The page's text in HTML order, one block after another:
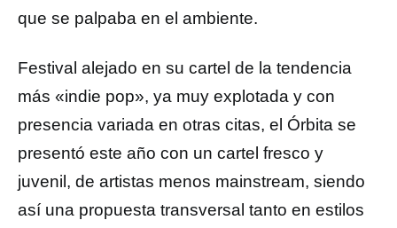
que se palpaba en el ambiente.
Festival alejado en su cartel de la tendencia
más «indie pop», ya muy explotada y con
presencia variada en otras citas, el Órbita se
presentó este año con un cartel fresco y
juvenil, de artistas menos mainstream, siendo
así una propuesta transversal tanto en estilos